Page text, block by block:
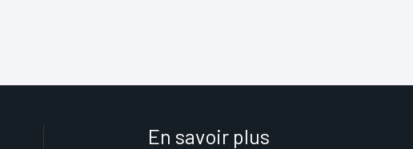
En savoir plus